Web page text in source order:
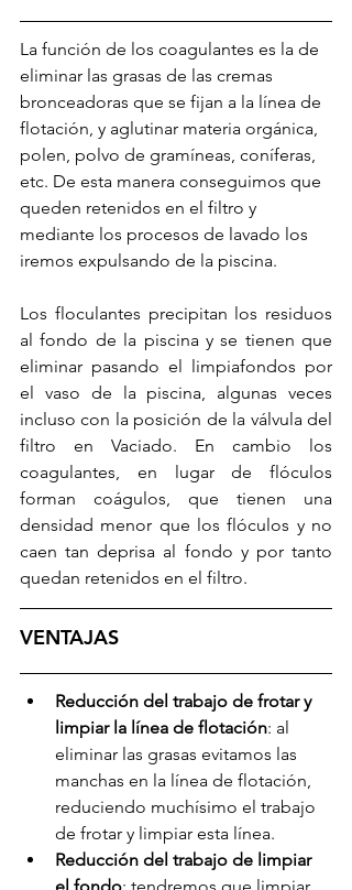
La función de los coagulantes es la de
eliminar las grasas de las cremas
bronceadoras que se fijan a la línea de
flotación, y aglutinar materia orgánica,
polen, polvo de gramíneas, coníferas,
etc. De esta manera conseguimos que
queden retenidos en el filtro y
mediante los procesos de lavado los
iremos expulsando de la piscina.
Los floculantes precipitan los residuos
al fondo de la piscina y se tienen que
eliminar pasando el limpiafondos por
el vaso de la piscina, algunas veces
incluso con la posición de la válvula del
filtro en Vaciado. En cambio los
coagulantes, en lugar de flóculos
forman coágulos, que tienen una
densidad menor que los flóculos y no
caen tan deprisa al fondo y por tanto
quedan retenidos en el filtro.
VENTAJAS
Reducción del trabajo de frotar y
limpiar la línea de flotación: al
eliminar las grasas evitamos las
manchas en la línea de flotación,
reduciendo muchísimo el trabajo
de frotar y limpiar esta línea.
Reducción del trabajo de limpiar